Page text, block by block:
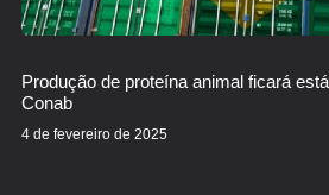
Produção de proteína animal ficará
Conab
4 de fevereiro de 2025